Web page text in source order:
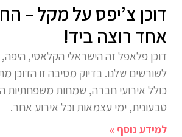
דוכן צ’יפס על מקל –
אחד רוצה ביד!
דוכן פלאפל זה הישראלי הקלאסי,
לשורשים שלנו. בדיוק מסיבה זו הדוכן
כולל אירועי חברה, שמחות משפחתיות
טבעונית, ימי עצמאות וכל אירוע אחר.
למידע נוסף »